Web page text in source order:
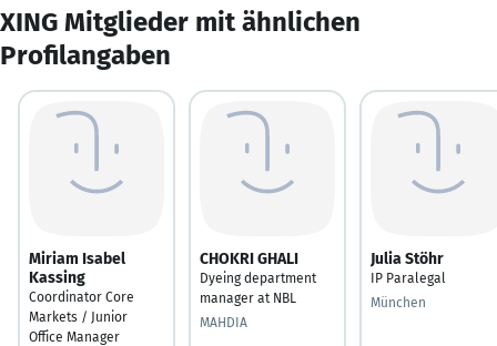
XING Mitglieder mit ähnlichen
Profilangaben
Miriam Isabel
Kassing
Coordinator Core
Markets / Junior
Office Manager
CHOKRI GHALI
Dyeing department
manager at NBL
MAHDIA
Julia Stöhr
IP Paralegal
München